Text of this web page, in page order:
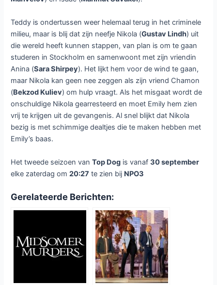
Teddy is ondertussen weer helemaal terug in het criminele
milieu, maar is blij dat zijn neefje Nikola (Gustav Lindh) uit
die wereld heeft kunnen stappen, van plan is om te gaan
studeren in Stockholm en samenwoont met zijn vriendin
Anina (Sara Shirpey). Het lijkt hem voor de wind te gaan,
maar Nikola kan geen nee zeggen als zijn vriend Chamon
(Bekzod Kuliev) om hulp vraagt. Als het misgaat wordt de
onschuldige Nikola gearresteerd en moet Emily hem zien
vrij te krijgen uit de gevangenis. Al snel blijkt dat Nikola
bezig is met schimmige dealtjes die te maken hebben met
Emily’s baas.
Het tweede seizoen vanTop Dog is vanaf30 september
elke zaterdag om20:27 te zien bij NPO3
Gerelateerde Berichten: